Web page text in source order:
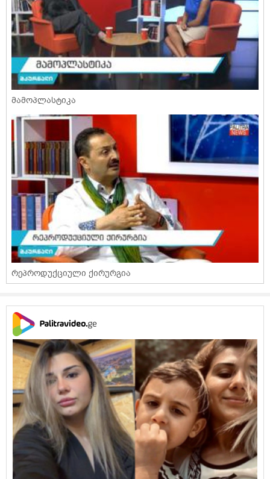
მამოპლასტიკა
რეპროდუქციული ქირურგია